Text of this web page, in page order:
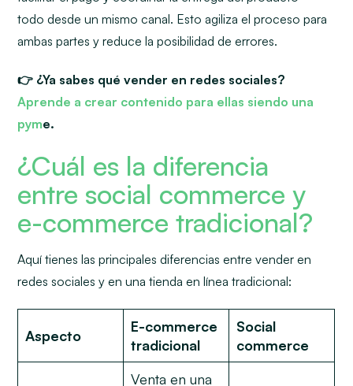
todo desde un mismo canal. Esto agiliza el proceso para
ambas partes y reduce la posibilidad de errores.
👉 ¿Ya sabes qué vender en redes sociales?
Aprende a crear contenido para ellas siendo una
pyme.
¿Cuál es la diferencia
entre social commerce y
e-commerce tradicional?
Aquí tienes las principales diferencias entre vender en
redes sociales y en una tienda en línea tradicional:
Aspecto
E-commerce
tradicional
Social
commerce
Venta en una